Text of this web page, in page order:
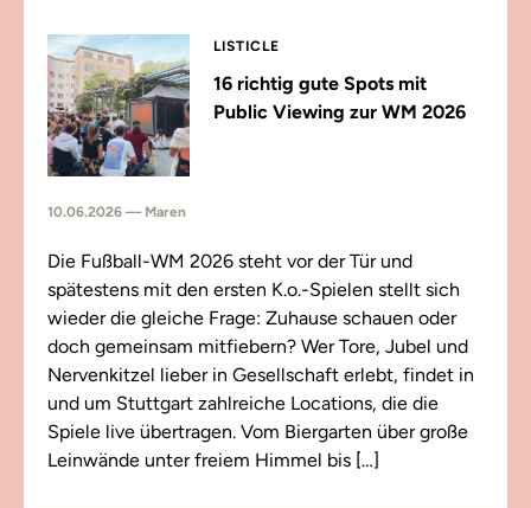
LISTICLE
16 richtig gute Spots mit
Public Viewing zur WM 2026
10.06.2026 — Maren
Die Fußball-WM 2026 steht vor der Tür und
spätestens mit den ersten K.o.-Spielen stellt sich
wieder die gleiche Frage: Zuhause schauen oder
doch gemeinsam mitfiebern? Wer Tore, Jubel und
Nervenkitzel lieber in Gesellschaft erlebt, findet in
und um Stuttgart zahlreiche Locations, die die
Spiele live übertragen. Vom Biergarten über große
Leinwände unter freiem Himmel bis […]